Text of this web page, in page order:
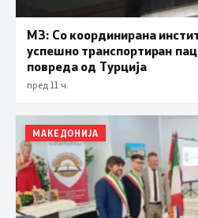
МЗ: Со координирана
успешно транспортиран
повреда од Турција
пред 11 ч.
МАКЕДОНИЈА